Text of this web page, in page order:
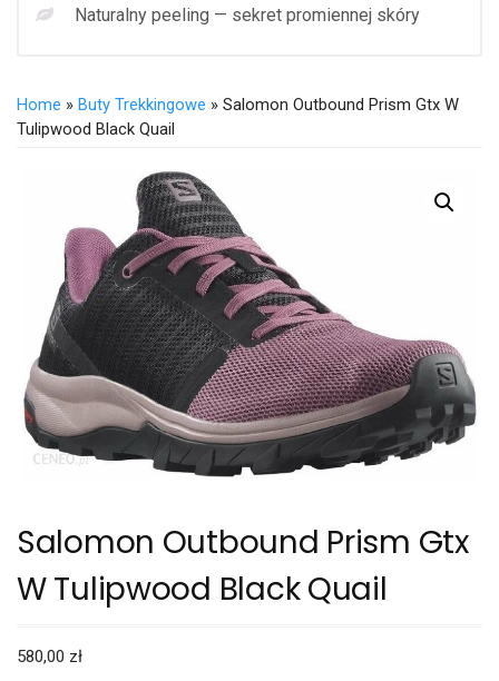
Naturalny peeling — sekret promiennej skóry
Home » Buty Trekkingowe » Salomon Outbound Prism Gtx W
Tulipwood Black Quail
Salomon Outbound Prism Gtx
W Tulipwood Black Quail
580,00 zł